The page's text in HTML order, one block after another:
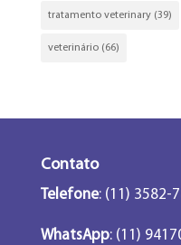
tratamento veterinary(39)
veterinário(66)
Contato
Telefone: (11) 3582-
WhatsApp: (11)